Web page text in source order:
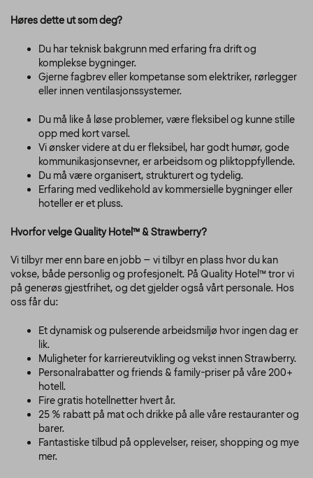
Høres dette ut som deg?
Du har teknisk bakgrunn med erfaring fra drift og
komplekse bygninger.
Gjerne fagbrev eller kompetanse som elektriker, rørlegger
eller innen ventilasjonssystemer.
Du må like å løse problemer, være fleksibel og kunne stille
opp med kort varsel.
Vi ønsker videre at du er fleksibel, har godt humør, gode
kommunikasjonsevner, er arbeidsom og pliktoppfyllende.
Du må være organisert, strukturert og tydelig.
Erfaring med vedlikehold av kommersielle bygninger eller
hoteller er et pluss.
Hvorfor velge Quality Hotel™ & Strawberry?
Vi tilbyr mer enn bare en jobb – vi tilbyr en plass hvor du kan
vokse, både personlig og profesjonelt. På Quality Hotel™ tror vi
på generøs gjestfrihet, og det gjelder også vårt personale. Hos
oss får du:
Et dynamisk og pulserende arbeidsmiljø hvor ingen dag er
lik.
Muligheter for karriereutvikling og vekst innen Strawberry.
Personalrabatter og friends & family-priser på våre 200+
hotell.
Fire gratis hotellnetter hvert år.
25 % rabatt på mat och drikke på alle våre restauranter og
barer.
Fantastiske tilbud på opplevelser, reiser, shopping og mye
mer.